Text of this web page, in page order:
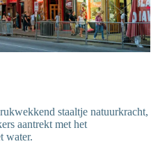
staaltje natuurkracht,
aantrekt met het
water.